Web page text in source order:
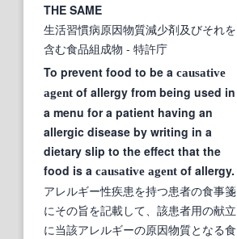
THE SAME
生活習慣病原因物質減少剤及びそれを
含む食品組成物 - 特許庁
To prevent food to be a causative
agent of allergy from being used in
a menu for a patient having an
allergic disease by writing in a
dietary slip to the effect that the
food is a causative agent of allergy.
アレルギー性疾患を持つ患者の食事箋
にその旨を記載して、該患者用の献立
に当該アレルギーの原因物質となる食